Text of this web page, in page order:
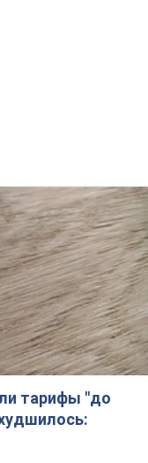
тарифы "до
в разы и как
мощные
дым. Фото и